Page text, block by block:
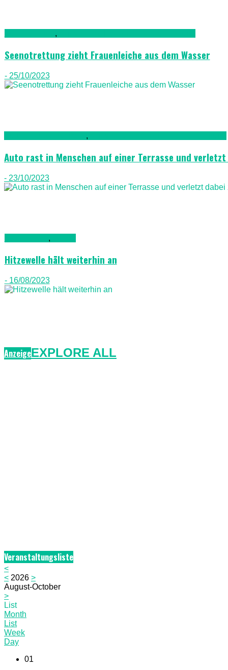
,
Seenotrettung zieht Frauenleiche aus dem Wasser
- 25/10/2023
,
Auto rast in Menschen auf einer Terrasse und verletzt
- 23/10/2023
,
Hitzewelle hält weiterhin an
- 16/08/2023
AnzeigeEXPLORE ALL
Veranstaltungsliste
<
< 2026 >
August-October
>
List
Month
List
Week
Day
01